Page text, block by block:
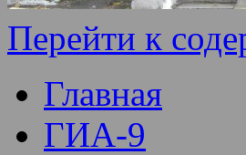
Перейти к
Главная
ГИА-9